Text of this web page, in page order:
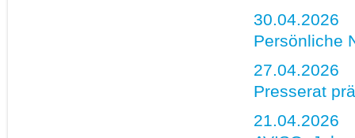
30.04.2026
Persönliche
27.04.2026
Presserat
21.04.2026